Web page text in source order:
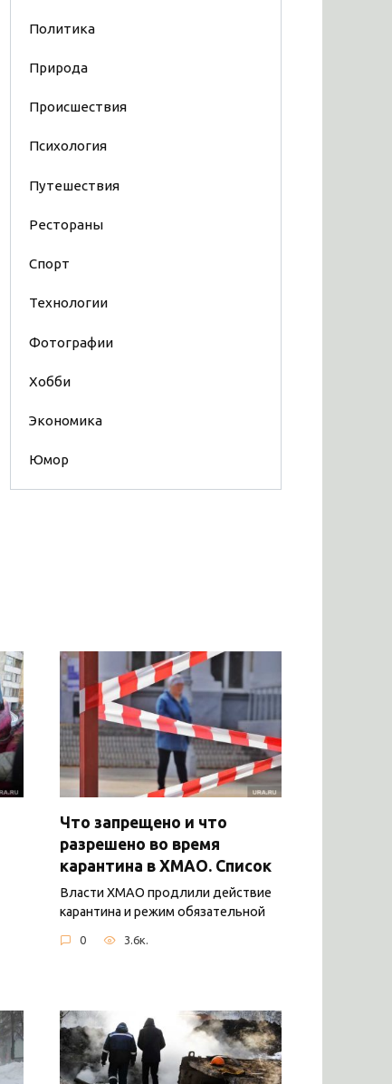
Политика
Природа
Происшествия
Психология
Путешествия
Рестораны
Спорт
Технологии
Фотографии
Хобби
Экономика
Юмор
Что запрещено и что
разрешено во время
карантина в ХМАО. Список
Власти ХМАО продлили действие
карантина и режим обязательной
0 3.6к.